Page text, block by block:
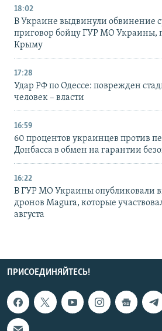
18:02
В Украине выдвинули обвинение
приговор бойцу ГУР МО Украины,
Крыму
17:28
Удар РФ по Одессе: поврежден
человек – власти
16:59
60 процентов украинцев против
Донбасса в обмен на гарантии
16:22
В ГУР МО Украины опубликовали
дронов Magura, которые
августа
ПРИСОЕДИНЯЙТЕСЬ!